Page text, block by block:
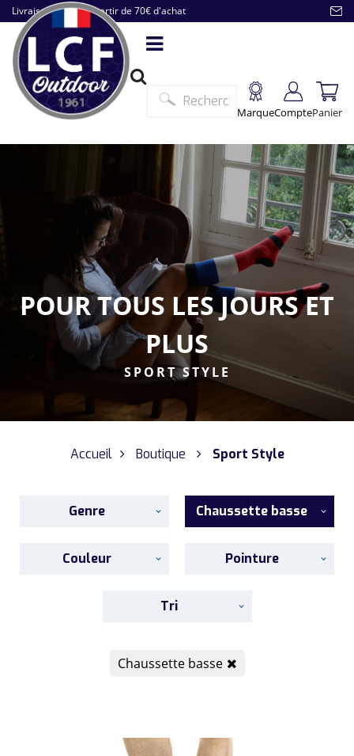
Livraison offerte à partir de 70€ d'achat
MarqueComptePanier
POUR TOUS LES JOURS ET
PLUS
SPORT STYLE
Accueil Boutique Sport Style
Genre Chaussette basse
Couleur Pointure
Tri
Chaussette basse